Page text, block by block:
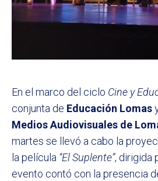
En el marco del ciclo Cine y
conjunta de Educación Lomas
Medios Audiovisuales de
martes se llevó a cabo la
la película “El Suplente”, dirigida
evento contó con la presencia